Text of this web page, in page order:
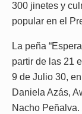
300 jinetes y
popular en el
La peña
partir de las 21
9 de Julio 30,
Daniela Azás,
Nacho